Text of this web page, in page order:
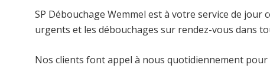
SP Débouchage Wemmel est à votre service de jour
urgents et les débouchages sur rendez-vous dans
Nos clients font appel à nous quotidiennement